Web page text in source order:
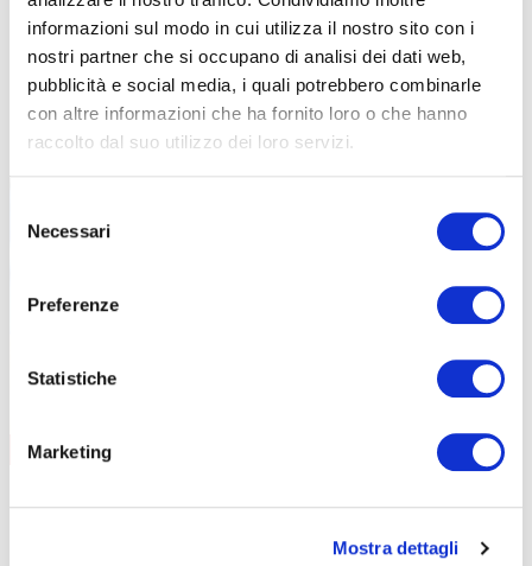
informazioni sul modo in cui utilizza il nostro sito con i
nostri partner che si occupano di analisi dei dati web,
pubblicità e social media, i quali potrebbero combinarle
con altre informazioni che ha fornito loro o che hanno
raccolto dal suo utilizzo dei loro servizi.
delNecessari
Preferenze
Statistiche
Marketing
Mostra dettagli
Carrello elevatore
Preposti
Addetti al primo soccorso
FORMAZIONE LAVORATORI
AGGIORNAMENTO
CONTENUTI CORSO
durata
6 ore